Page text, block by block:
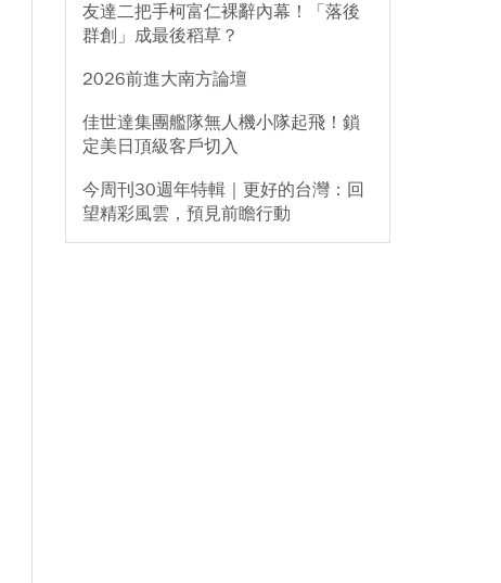
友達二把手柯富仁裸辭內幕！「落後
群創」成最後稻草？
2026前進大南方論壇
佳世達集團艦隊無人機小隊起飛！鎖
定美日頂級客戶切入
今周刊30週年特輯｜更好的台灣：回
望精彩風雲，預見前瞻行動